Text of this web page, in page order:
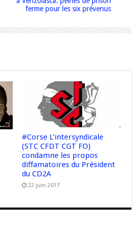
ferme pour les six prévenus
#Corse L’intersyndicale
(STC CFDT CGT FO)
condamne les propos
diffamatoires du Président
du CD2A
22 juin 2017